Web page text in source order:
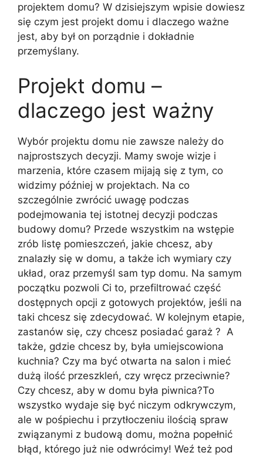
projektem domu? W dzisiejszym wpisie dowiesz
się czym jest projekt domu i dlaczego ważne
jest, aby był on porządnie i dokładnie
przemyślany.
Projekt domu –
dlaczego jest ważny
Wybór projektu domu nie zawsze należy do
najprostszych decyzji. Mamy swoje wizje i
marzenia, które czasem mijają się z tym, co
widzimy później w projektach. Na co
szczególnie zwrócić uwagę podczas
podejmowania tej istotnej decyzji podczas
budowy domu? Przede wszystkim na wstępie
zrób listę pomieszczeń, jakie chcesz, aby
znalazły się w domu, a także ich wymiary czy
układ, oraz przemyśl sam typ domu. Na samym
początku pozwoli Ci to, przefiltrować część
dostępnych opcji z gotowych projektów, jeśli na
taki chcesz się zdecydować. W kolejnym etapie,
zastanów się, czy chcesz posiadać garaż ? A
także, gdzie chcesz by, była umiejscowiona
kuchnia? Czy ma być otwarta na salon i mieć
dużą ilość przeszkleń, czy wręcz przeciwnie?
Czy chcesz, aby w domu była piwnica?To
wszystko wydaje się być niczym odkrywczym,
ale w pośpiechu i przytłoczeniu ilością spraw
związanymi z budową domu, można popełnić
błąd, którego już nie odwrócimy! Weź też pod